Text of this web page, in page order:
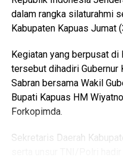
menonton pertandingan
mendatangi barak karena
korban,” katanya.
Nah saat pintu kamar
menggedor hingga
sambil merusak sejumlah
pertengkaran.
dalam rangka silaturahmi
Kabupaten Kapuas Jumat
Kegiatan yang berpusat di
tersebut dihadiri Gubernur
Sabran bersama Wakil
Bupati Kapuas HM
Forkopimda.
Sekretaris Daerah